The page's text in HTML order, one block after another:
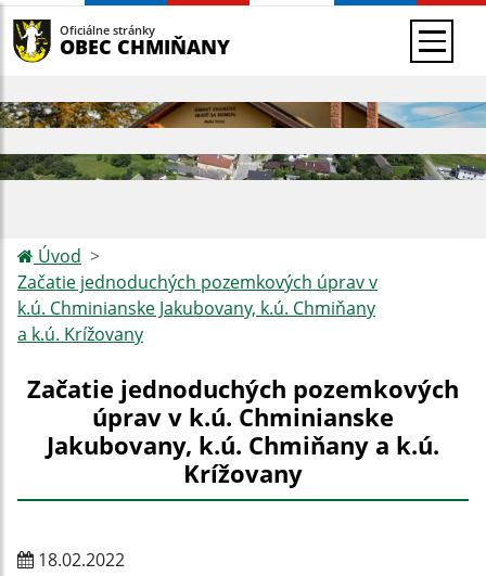
Oficiálne stránky
OBEC CHMIŇANY
Úvod
Začatie jednoduchých pozemkových úprav v
k.ú. Chminianske Jakubovany, k.ú. Chmiňany
a k.ú. Krížovany
Začatie jednoduchých pozemkových
úprav v k.ú. Chminianske
Jakubovany, k.ú. Chmiňany a k.ú.
Krížovany
18.02.2022